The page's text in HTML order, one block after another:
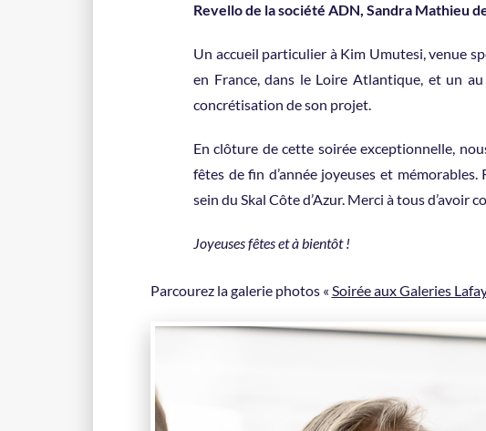
Revello de la société ADN, Sandra Mathieu
Un accueil particulier à Kim Umutesi, venue
en France, dans le Loire Atlantique, et un
concrétisation de son projet.
En clôture de cette soirée exceptionnelle,
fêtes de fin d’année joyeuses et
sein du Skal Côte d’Azur. Merci à tous
Joyeuses fêtes et à bientôt !
Parcourez la galerie photos « Soirée aux Galeries